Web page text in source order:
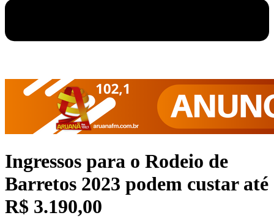
Ingressos para o Rodeio de
Barretos 2023 podem custar até
R$ 3.190,00